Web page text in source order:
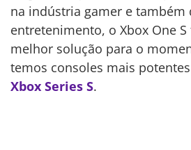
na indústria gamer e também
entretenimento, o Xbox One S
melhor solução para o
temos consoles mais
Xbox Series S.